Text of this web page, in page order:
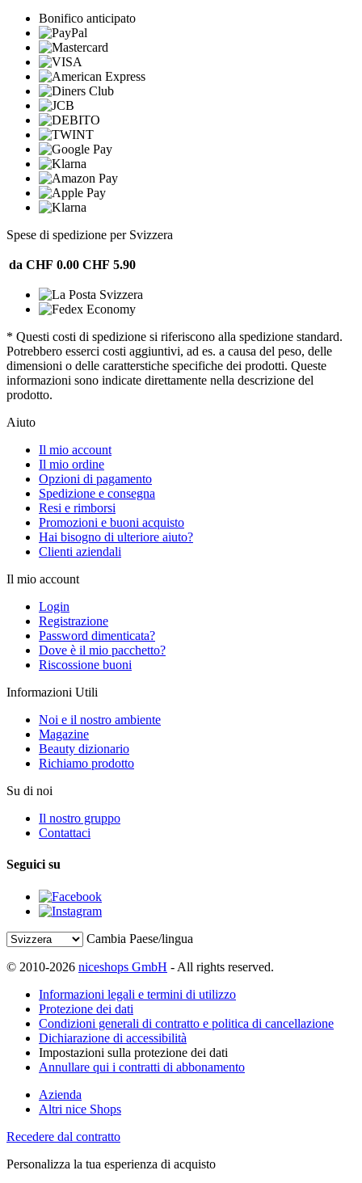
Bonifico anticipato
Spese di spedizione per Svizzera
da CHF 0.00 CHF 5.90
* Questi costi di spedizione si riferiscono alla spedizione standard.
Potrebbero esserci costi aggiuntivi, ad es. a causa del peso, delle
dimensioni o delle caratterstiche specifiche dei prodotti. Queste
informazioni sono indicate direttamente nella descrizione del
prodotto.
Aiuto
Il mio account
Il mio ordine
Opzioni di pagamento
Spedizione e consegna
Resi e rimborsi
Promozioni e buoni acquisto
Hai bisogno di ulteriore aiuto?
Clienti aziendali
Il mio account
Login
Registrazione
Password dimenticata?
Dove è il mio pacchetto?
Riscossione buoni
Informazioni Utili
Noi e il nostro ambiente
Magazine
Beauty dizionario
Richiamo prodotto
Su di noi
Il nostro gruppo
Contattaci
Seguici su
Cambia Paese/lingua
© 2010-2026 niceshops GmbH - All rights reserved.
Informazioni legali e termini di utilizzo
Protezione dei dati
Condizioni generali di contratto e politica di cancellazione
Dichiarazione di accessibilità
Impostazioni sulla protezione dei dati
Annullare qui i contratti di abbonamento
Azienda
Altri nice Shops
Recedere dal contratto
Personalizza la tua esperienza di acquisto